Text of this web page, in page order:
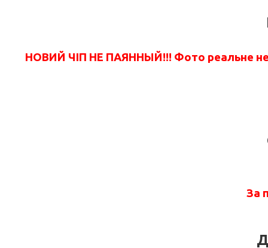
НОВИЙ ЧІП НЕ ПАЯННЫЙ!!! Фото реальне не
За